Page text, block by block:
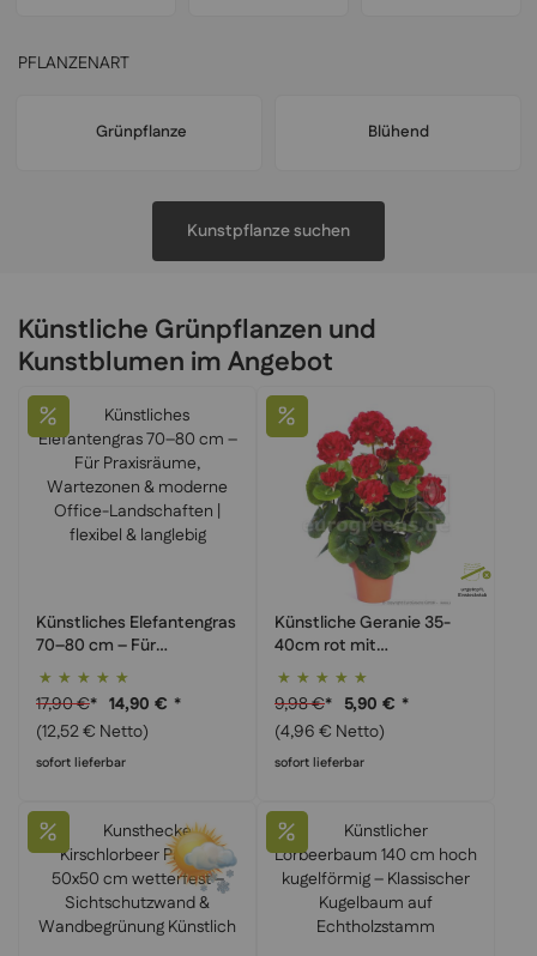
PFLANZENART
Grünpflanze Blühend
Kunstpflanze suchen
Künstliche Grünpflanzen und
Kunstblumen im Angebot
Künstliches Elefantengras
70–80 cm – Für
Praxisräume, Wartezonen
& moderne Office-
Landschaften | flexibel &
langlebig
Bewertung:
95%
17,90 €* 14,90 € *
(12,52 € Netto)
sofort lieferbar
Künstliche Geranie 35-
40cm rot mit
Einsteckstab - Für
Blumenkasten & Topf
Bewertung:
100%
9,98 €* 5,90 € *
(4,96 € Netto)
sofort lieferbar